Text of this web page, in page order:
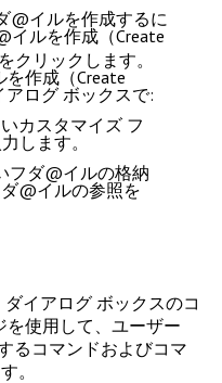
@イルを作成するに
イルを作成（Create
をクリックします。
作成（Create
アログ ボックスで:
カスタマイズ フ
します。
フダ@イルの格納
@イルの参照を
ダイアログ ボックスのコ
を使用して、ユーザー
るコマンドおよびコマ
。